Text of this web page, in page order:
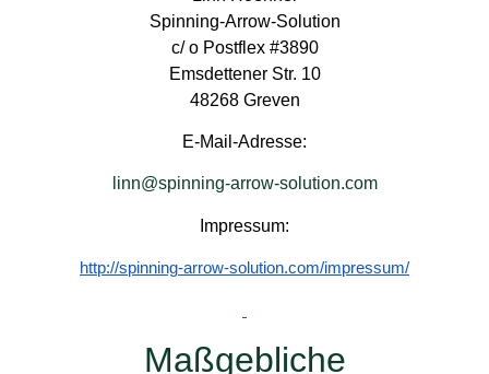
Spinning-Arrow-Solution
c/ o Postflex #3890
Emsdettener Str. 10
48268 Greven
E-Mail-Adresse:
linn@spinning-arrow-solution.com
Impressum:
http://spinning-arrow-solution.com/impressum/
Maßgebliche